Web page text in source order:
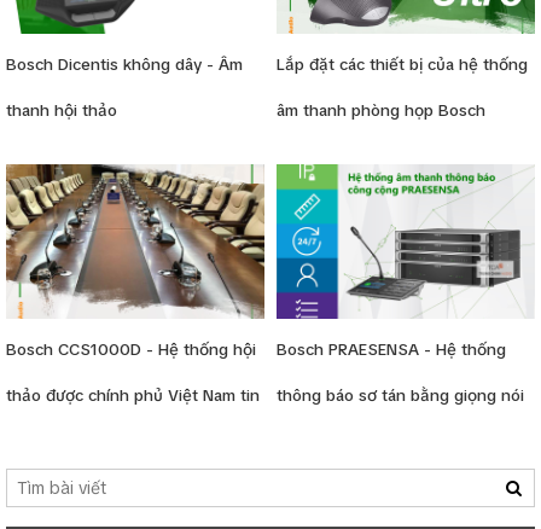
Bosch Dicentis không dây - Âm
thanh hội thảo
Lắp đặt các thiết bị của hệ thống
âm thanh phòng họp Bosch
Bosch CCS1000D - Hệ thống hội
thảo được chính phủ Việt Nam tin
Bosch PRAESENSA - Hệ thống
thông báo sơ tán bằng giọng nói